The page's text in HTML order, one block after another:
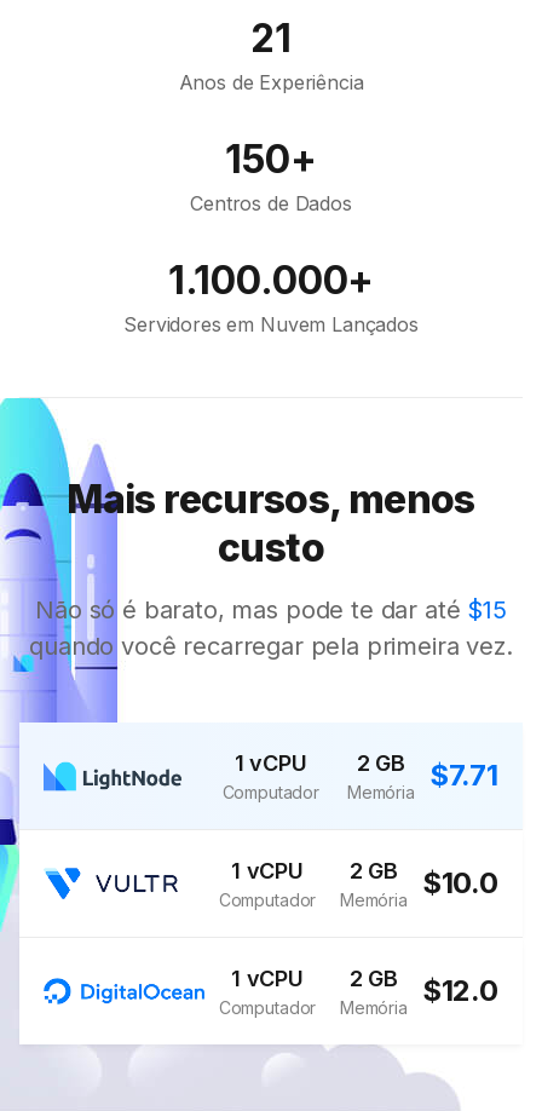
21
Anos de Experiência
150+
Centros de Dados
1.100.000+
Servidores em Nuvem Lançados
Mais recursos, menos
custo
Não só é barato, mas pode te dar até $15
quando você recarregar pela primeira vez.
1 vCPU
Computador
2 GB
Memória $7.71
1 vCPU
Computador
2 GB
Memória $10.0
1 vCPU
Computador
2 GB
Memória $12.0